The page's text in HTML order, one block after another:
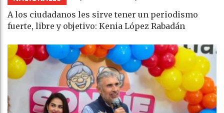
A los ciudadanos les sirve tener un periodismo
fuerte, libre y objetivo: Kenia López Rabadán